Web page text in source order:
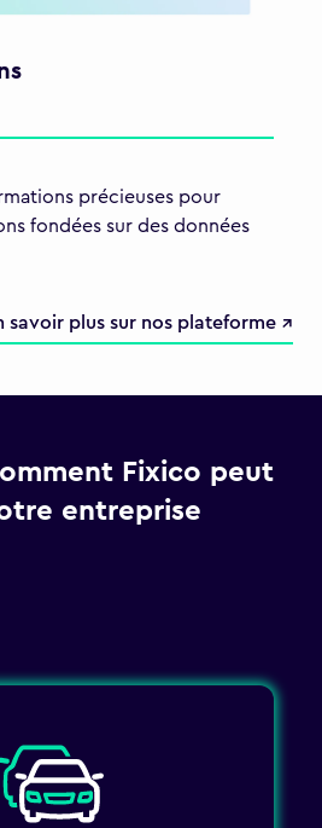
précieuses pour
fondées sur des données
savoir plus sur nos plateforme ↗
Fixico peut
entreprise